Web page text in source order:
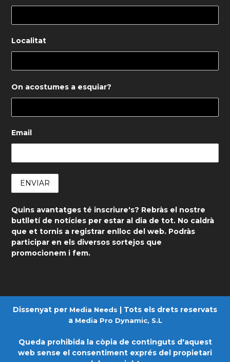
Localitat
On acostumes a esquiar?
Email
Quins avantatges té inscriure's? Rebràs el nostre
butlletí de notícies per estar al dia de tot. No caldrà
que et tornis a registrar enlloc del web. Podràs
participar en els diversos sortejos que
promocionem i fem.
Dissenyat per Media Needs | Tots els drets reservats
a Media Pro Dynamic, S.L
Queda prohibida la còpia de continguts d'aquest
web sense el consentiment exprés del propietari